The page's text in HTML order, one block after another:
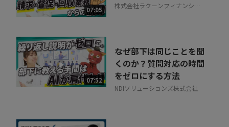
07:05
株式会社ラクーンフィナンシャ
07:52
なぜ部下は同じことを聞
くのか？質問対応の時間
をゼロにする方法
NDIソリューションズ株式会社